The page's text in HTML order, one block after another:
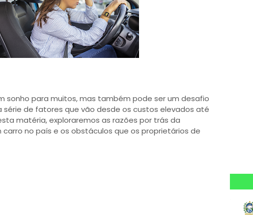
sonho para muitos, mas também pode ser um desafio
série de fatores que vão desde os custos elevados até
matéria, exploraremos as razões por trás da
no país e os obstáculos que os proprietários de